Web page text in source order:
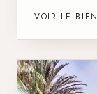
VOIR LE BIEN